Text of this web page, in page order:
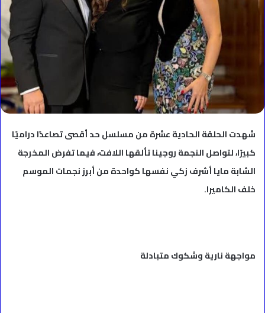
شهدت الحلقة الحادية عشرة من مسلسل حد أقصى تصاعدًا دراميًا
كبيرًا، لتواصل النجمة روجينا تألقها اللافت، فيما تفرض المخرجة
الشابة مايا أشرف زكي نفسها كواحدة من أبرز نجمات الموسم
خلف الكاميرا.
مواجهة نارية وشكوك متبادلة